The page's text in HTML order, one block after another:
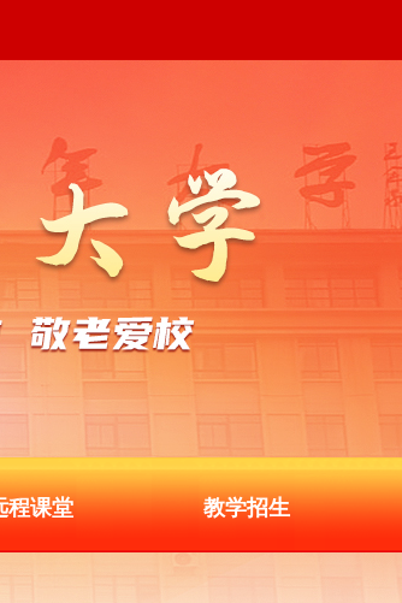
程课堂 教学招生